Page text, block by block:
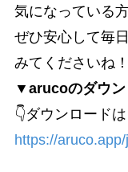
気になっている方
ぜひ安心して毎
みてくださいね！
▼arucoのダウン
👇ダウンロード
https://